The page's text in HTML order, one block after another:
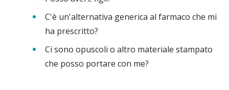
C'è un'alternativa generica al farmaco che mi
ha prescritto?
Ci sono opuscoli o altro materiale stampato
che posso portare con me?